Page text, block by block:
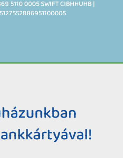
5110 0005 SWIFT CIBHHUHB |